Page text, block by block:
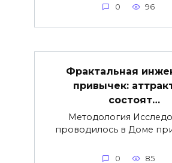
0 96
Фрактальная
привычек:
состоят…
Методология
проводилось в Доме
0 85